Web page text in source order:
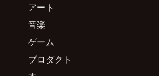
アート
音楽
ゲーム
プロダクト